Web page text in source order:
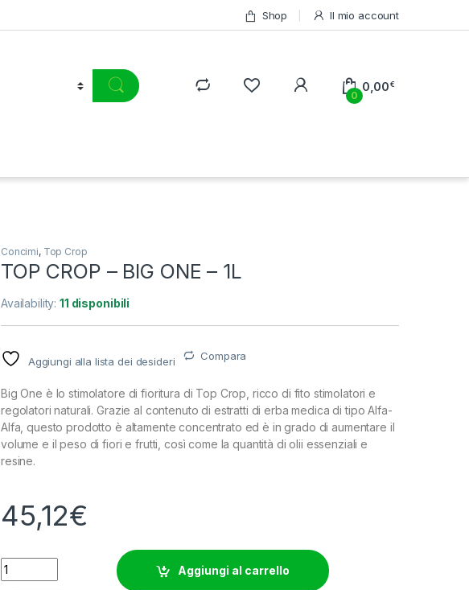
Shop Il mio account
0
0,00€
Concimi, Top Crop
TOP CROP – BIG ONE – 1L
Availability:11 disponibili
Aggiungi alla lista dei desideri Compara
Big One è lo stimolatore di fioritura di Top Crop, ricco di fito stimolatori e
regolatori naturali. Grazie al contenuto di estratti di erba medica di tipo Alfa-
Alfa, questo prodotto è altamente concentrato ed è in grado di aumentare il
volume e il peso di fiori e frutti, così come la quantità di olii essenziali e
resine.
45,12€
TOP CROP - BIG ONE - 1L quantity
Aggiungi al carrello